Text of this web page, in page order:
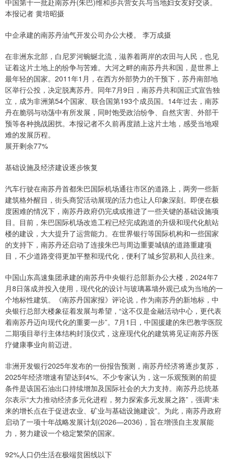
中国第十一批赴南苏丹(朱巴)维和步兵营女兵与当地妇女友好交谈。
本报记者 黄培昭摄
中企承建的南苏丹油气开发公司办公大楼。 李万成摄
在非洲东北部，白尼罗河蜿蜒北流，滋养着两岸的农田与人民，也见
证着这片土地上的纷争与苦难。大河之畔的南苏丹共和国，是世界上
最年轻的国家。2011年1月，在西方外部势力的干预下，苏丹南部地
区举行公投，决定脱离苏丹。同年7月9日，南苏丹共和国正式宣告独
立，成为非洲第54个国家、联合国第193个成员国。14年过去，南苏
丹在脆弱与动荡中有所发展，同时饱受政治纷争、自然灾害、外部干
预等各种挑战困扰。本报记者不久前再度踏上这片土地，感受当地艰
难的发展历程。
展开剩余77%
基础设施及经济建设逐步恢复
汽车行驶在南苏丹首都朱巴国际机场通往市区的道路上，两旁一些新
建筑格外醒目，街头商贸活动展现的活力也让人印象深刻。即便在极
度困难的情况下，南苏丹政府仍完成或推进了一些关键的基础设施项
目。目前，朱巴国际机场改造工程已经完成跑道的升级和现代化航站
楼的建设，大大提升了运营能力。在世界银行等国际机构和一些国家
的支持下，南苏丹还启动了连接朱巴与周边重要城镇的道路重建项
目，不少道路变得更加平整和现代化，便利了城乡贸易和人员往来。
中国山东高速集团承建的南苏丹中央银行总部新办公大楼，2024年7
月8日落成并投入使用，现代化的设计与玻璃幕墙外观已成为当地的一
个地标性建筑。《南苏丹国家报》评论说，作为南苏丹的新地标，中
央银行总部大楼象征着发展与希望，“这不仅是金融活动中心，更代表
着南苏丹迈向现代化的重要一步”。7月1日，中国援建的朱巴教学医院
二期项目举行主体结构封顶仪式，这座现代化的建筑将见证南苏丹医
疗健康事业向前迈进。
非洲开发银行2025年发布的一份报告预测，南苏丹经济将逐步复苏，
2025年经济增速有望达到4%。不少专家认为，这一乐观预测的前提
条件是该国石油出口持续增加及国际社会的大力支持。南苏丹总统基
尔表示“大力推动经济多元化进程，努力探索多元发展之路”，强调“未
来的增长点在于促进农业、矿业与基础设施建设”。为此，南苏丹政府
启动了一项十年战略发展计划(2026—2036)，旨在增强自主发展能
力，努力建设一个稳定繁荣的国家。
92%人口仍生活在极端贫困线以下